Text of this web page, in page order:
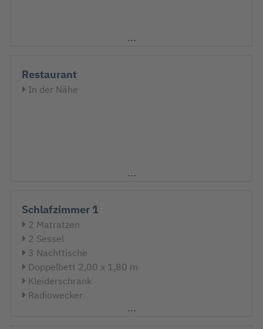
Restaurant
In der Nähe
Schlafzimmer 1
2 Matratzen
2 Sessel
3 Nachttische
Doppelbett 2,00 x 1,80 m
Kleiderschrank
Radiowecker